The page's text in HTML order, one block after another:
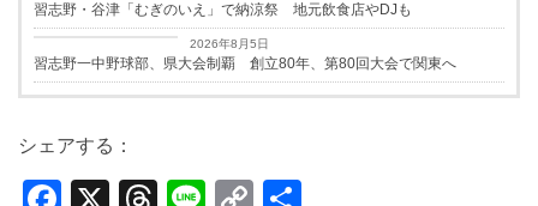
習志野・谷津「むぎのいえ」で納涼祭 地元飲食店やDJも
習志野経済新聞
2026年8月5日
習志野一中野球部、県大会制覇 創立80年、第80回大会で関東へ
シェアする：